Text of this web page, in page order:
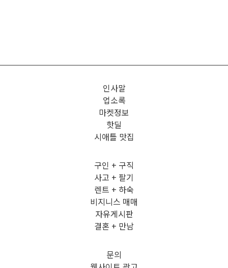
인사말
업소록
마켓정보
핫딜
시애틀 맛집
구인 + 구직
사고 + 팔기
렌트 + 하숙
비지니스 매매
자유게시판
결혼 + 만남
문의